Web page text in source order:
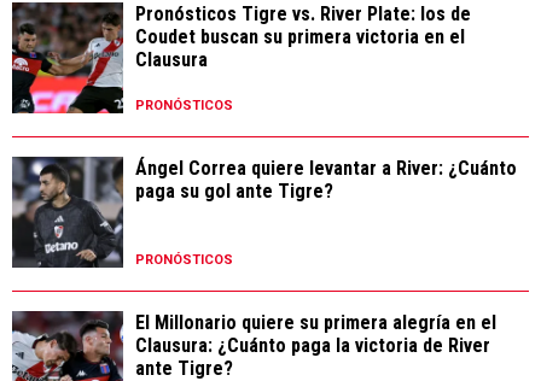
Pronósticos Tigre vs. River Plate: los de
Coudet buscan su primera victoria en el
Clausura
PRONÓSTICOS
Ángel Correa quiere levantar a River: ¿Cuánto
paga su gol ante Tigre?
PRONÓSTICOS
El Millonario quiere su primera alegría en el
Clausura: ¿Cuánto paga la victoria de River
ante Tigre?